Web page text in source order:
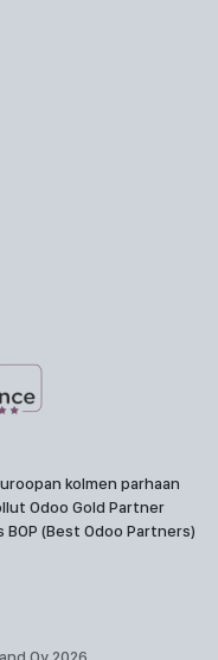
kolmen parhaan
Odoo Gold Partner
(Best Odoo Partners)
Oy 2026